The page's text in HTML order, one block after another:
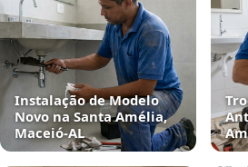
Instalação de Modelo
Novo na Santa Amélia,
Maceió‑AL